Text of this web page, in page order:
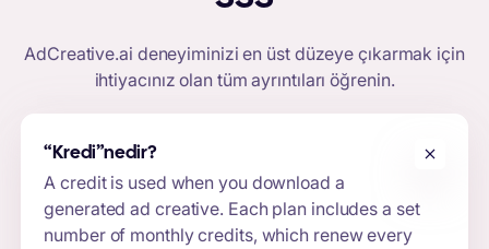
AdCreative.ai deneyiminizi en üst düzeye çıkarmak için
ihtiyacınız olan tüm ayrıntıları öğrenin.
“Kredi”nedir?
A credit is used when you download a
generated ad creative. Each plan includes a set
number of monthly credits, which renew every